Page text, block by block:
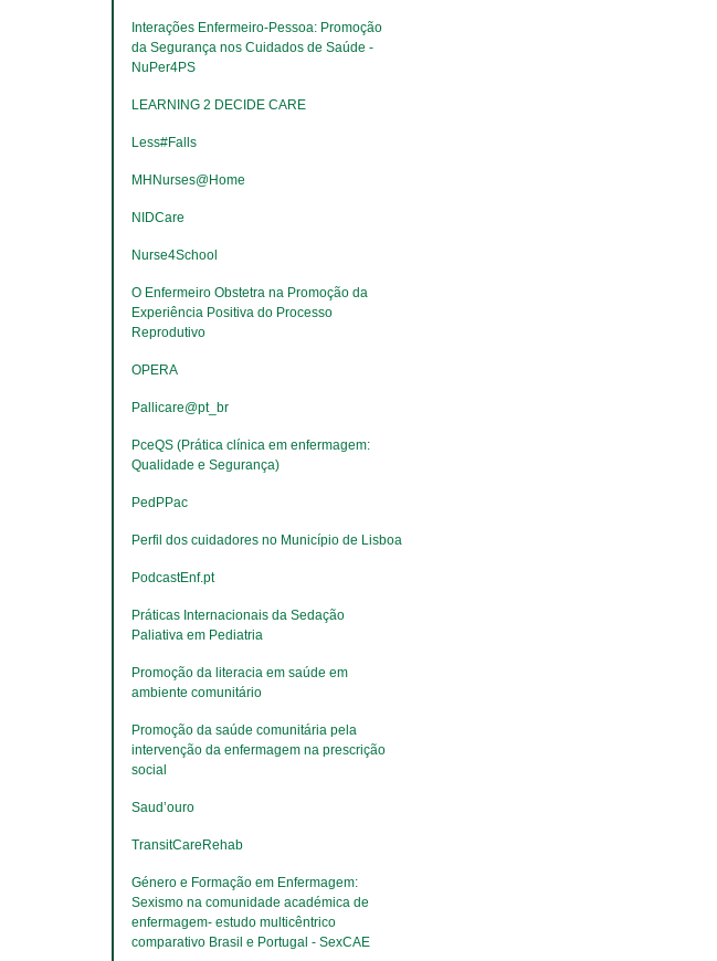
Interações Enfermeiro-Pessoa: Promoção
da Segurança nos Cuidados de Saúde -
NuPer4PS
LEARNING 2 DECIDE CARE
Less#Falls
MHNurses@Home
NIDCare
Nurse4School
O Enfermeiro Obstetra na Promoção da
Experiência Positiva do Processo
Reprodutivo
OPERA
Pallicare@pt_br
PceQS (Prática clínica em enfermagem:
Qualidade e Segurança)
PedPPac
Perfil dos cuidadores no Município de Lisboa
PodcastEnf.pt
Práticas Internacionais da Sedação
Paliativa em Pediatria
Promoção da literacia em saúde em
ambiente comunitário
​​​​​​​Promoção da saúde comunitária pela
intervenção da enfermagem na prescrição
social
Saud’ouro
TransitCareRehab
Género e Formação em Enfermagem:
Sexismo na comunidade académica de
enfermagem- estudo multicêntrico
comparativo Brasil e Portugal - SexCAE